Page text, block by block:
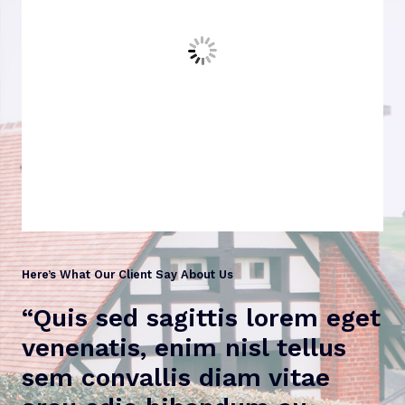
Here’s What Our Client Say About Us
“Quis sed sagittis lorem eget
venenatis, enim nisl tellus
sem convallis diam vitae